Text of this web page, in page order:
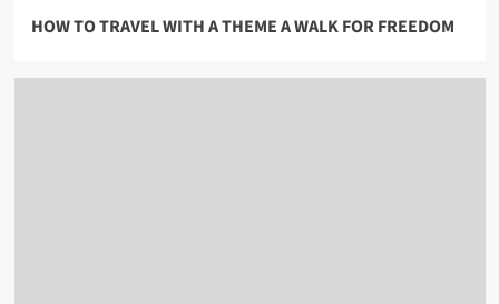
HOW TO TRAVEL WITH A THEME A WALK FOR FREEDOM